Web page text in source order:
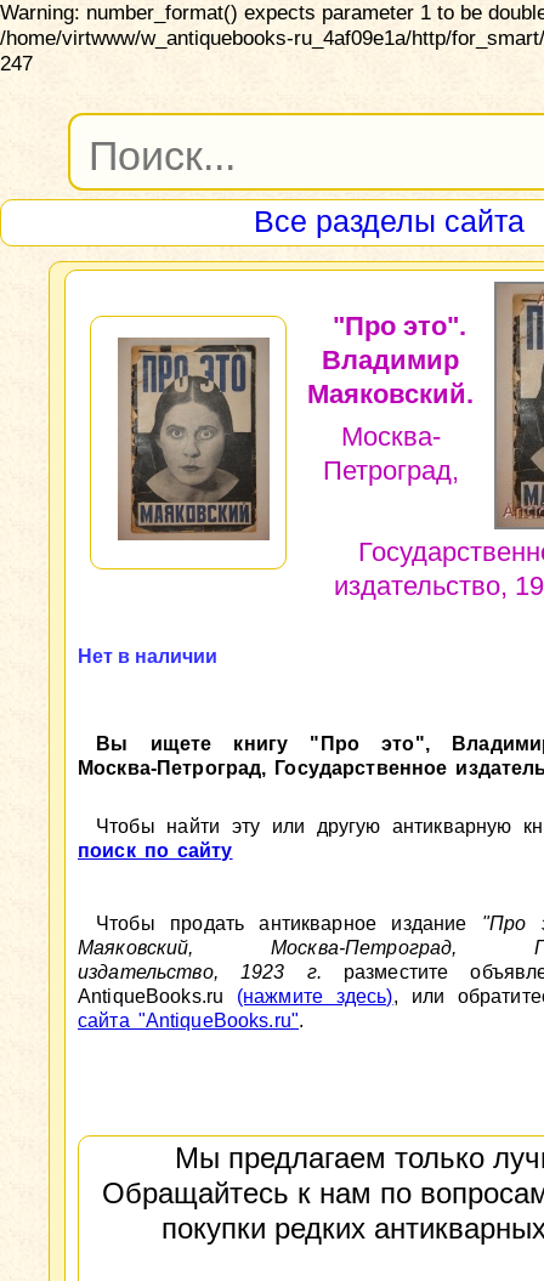
Warning: number_format() expects parameter 1 to be
/home/virtwww/w_antiquebooks-ru_4af09e1a/http/
247
Все разделы сайта
"Про это".
Владимир
Маяковский.
Москва-
Петроград,
издательство,
Нет в наличии
Вы ищете книгу "Про это",
Москва-Петроград, Государственное
Чтобы найти эту или другую антикварную
поиск по сайту
Чтобы продать антикварное издание "Про
Маяковский, Москва-Петроград,
издательство, 1923 г. разместите
AntiqueBooks.ru (нажмите здесь), или
сайта "AntiqueBooks.ru".
Мы предлагаем только
Обращайтесь к нам по
покупки редких